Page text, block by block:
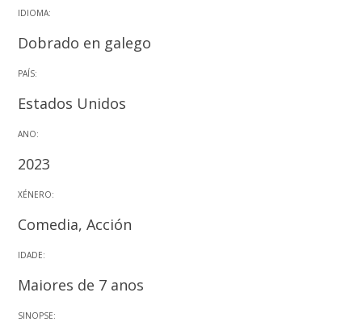
IDIOMA:
Dobrado en galego
PAÍS:
Estados Unidos
ANO:
2023
XÉNERO:
Comedia, Acción
IDADE:
Maiores de 7 anos
SINOPSE: